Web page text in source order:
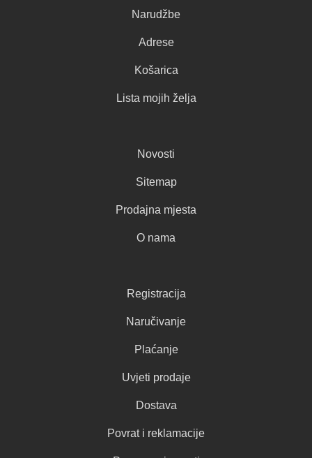
Narudžbe
Adrese
Košarica
Lista mojih želja
Novosti
Sitemap
Prodajna mjesta
O nama
Registracija
Naručivanje
Plaćanje
Uvjeti prodaje
Dostava
Povrat i reklamacije